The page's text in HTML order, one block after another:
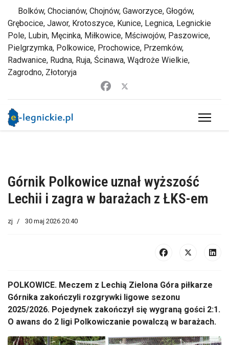
Bolków, Chocianów, Chojnów, Gaworzyce, Głogów,
Grębocice, Jawor, Krotoszyce, Kunice, Legnica, Legnickie
Pole, Lubin, Męcinka, Miłkowice, Mściwojów, Paszowice,
Pielgrzymka, Polkowice, Prochowice, Przemków,
Radwanice, Rudna, Ruja, Ścinawa, Wądroże Wielkie,
Zagrodno, Złotoryja
Górnik Polkowice uznał wyższość
Lechii i zagra w barażach z ŁKS-em
zj 30 maj 2026 20:40
POLKOWICE. Meczem z Lechią Zielona Góra piłkarze
Górnika zakończyli rozgrywki ligowe sezonu
2025/2026. Pojedynek zakończył się wygraną gości 2:1.
O awans do 2 ligi Polkowiczanie powalczą w barażach.